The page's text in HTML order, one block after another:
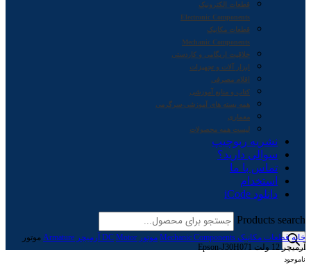
قطعات الکترونیک
Electronic Components
قطعات مکانیک
Mechanic Components
خلاقیت اریگامی و کاردستی
ابزار آلات و تجهیزات
اقلام مصرفی
کتاب و منابع آموزشی
همه بسته های آموزشی-سرگرمی
معماری
لیست همه محصولات
نشریه ربوچیپ
سوالی دارید؟
تماس با ما
استخدام
دانلود iCode
Products search
خانه قطعات مکانیک Mechanic Components موتور Motor DC آرمیچر Armature
موتور
آرمیچر 12 ولت Epson-J30H071
ناموجود